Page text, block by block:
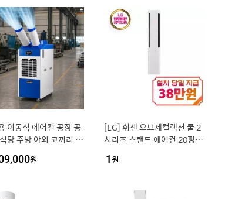
이동식 에어컨 공장 공
당 주방 야외 코끼리 실
원
[LG] 휘센 오브제컬렉션 쿨 2
시리즈 스탠드 에어컨 20평형
A1
1원